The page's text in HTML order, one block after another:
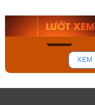
Mua ngay
XEM